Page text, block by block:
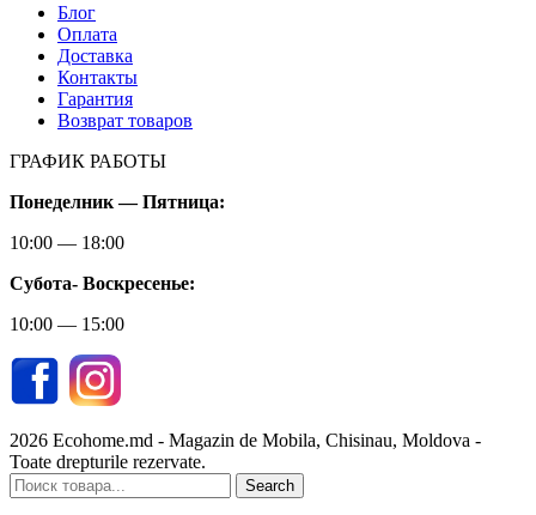
Блог
Оплата
Доставка
Контакты
Гарантия
Возврат товаров
ГРАФИК РАБОТЫ
Понеделник — Пятница:
10:00 — 18:00
Субота- Воскресенье:
10:00 — 15:00
2026 Ecohome.md - Magazin de Mobila, Chisinau, Moldova -
Toate drepturile rezervate.
Search